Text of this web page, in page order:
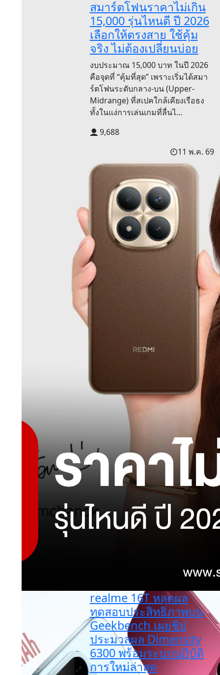
สมาร์ตโฟนราคาไม่เกิน
15,000 รุ่นไหนดี ปี 2026
เลือกให้ตรงสาย ใช้คุ้ม
จริง ไม่ต้องเปลี่ยนบ่อย
งบประมาณ 15,000 บาท ในปี 2026
คือจุดที่ “คุ้มที่สุด” เพราะเริ่มได้สมา
ร์ตโฟนระดับกลาง-บน (Upper-
Midrange) ที่สเปคใกล้เคียงเรือธง
ทั้งในแง่การเล่นเกมที่ลื่นไ...
9,688
11 พ.ค. 69
realme 16T หลุดผล
ทดสอบประสิทธิภาพบน
Geekbench เผยชิป
ประมวลผล Dimensity
6300 พร้อมระบบปฏิบัติ
การใหม่ล่าสุด